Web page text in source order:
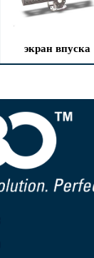
экран впуска